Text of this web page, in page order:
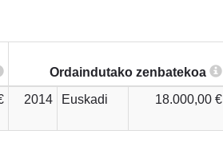
Ordaindutako zenbatekoa
2014 Euskadi 18.000,00 €